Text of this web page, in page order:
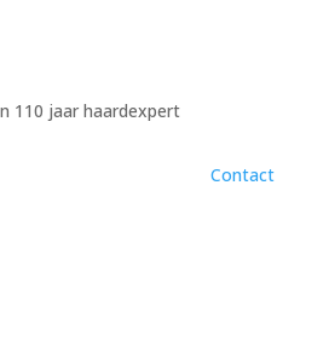
110 jaar haardexpert
Contact